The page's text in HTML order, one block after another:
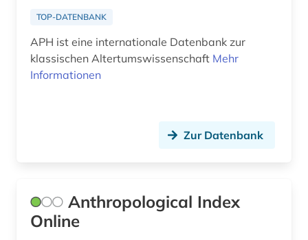
gipsabguss (1)
gotland (1)
grabung (1)
TOP-DATENBANK
APH ist eine internationale Datenbank zur
klassischen Altertumswissenschaft Mehr
Informationen
Zur Datenbank
Anthropological Index
Online